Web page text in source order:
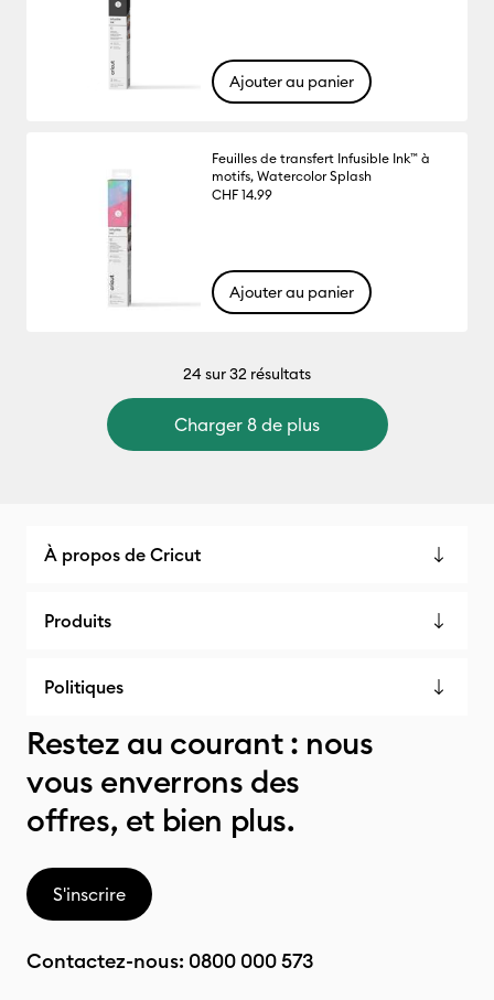
Ajouter au panier
Feuilles de transfert Infusible Ink™ à
motifs, Watercolor Splash
CHF 14.99
Ajouter au panier
24sur 32 résultats
Charger 8 de plus
À propos de Cricut
Produits
Politiques
Restez au courant : nous
vous enverrons des
offres, et bien plus.
S'inscrire
Contactez-nous: 0800 000 573